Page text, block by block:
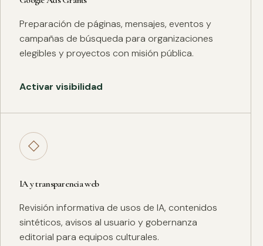
Preparación de páginas, mensajes, eventos y
campañas de búsqueda para organizaciones
elegibles y proyectos con misión pública.
Activar visibilidad
◇
IA y transparencia web
Revisión informativa de usos de IA, contenidos
sintéticos, avisos al usuario y gobernanza
editorial para equipos culturales.